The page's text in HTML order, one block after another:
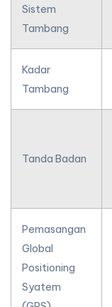
Sistem
Tambang
Kadar
Tambang
Tanda Badan
Pemasangan
Global
Positioning
Syatem